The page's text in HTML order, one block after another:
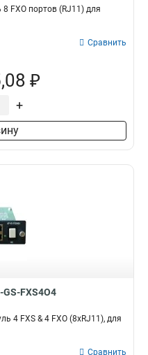
FXO портов (RJ11) для
Сравнить
₽
+
GS-FXS4O4
4 FXS & 4 FXO (8xRJ11), для
Сравнить